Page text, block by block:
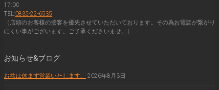
17:00
TEL:0835-22-6535
（店頭のお客様の接客を優先させていただいております。その為お電話が繋がり
にくい事がございます。ご了承くださいませ。）
お知らせ&ブログ
お盆は休まず営業いたします。 2026年8月3日